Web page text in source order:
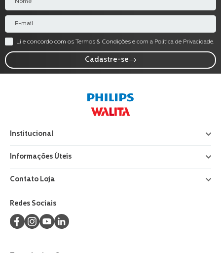
Li e concordo com os Termos & Condições e com a Política de Privacidade.
Cadastre-se
Institucional +
Informações Úteis +
Contato Loja +
Redes Sociais